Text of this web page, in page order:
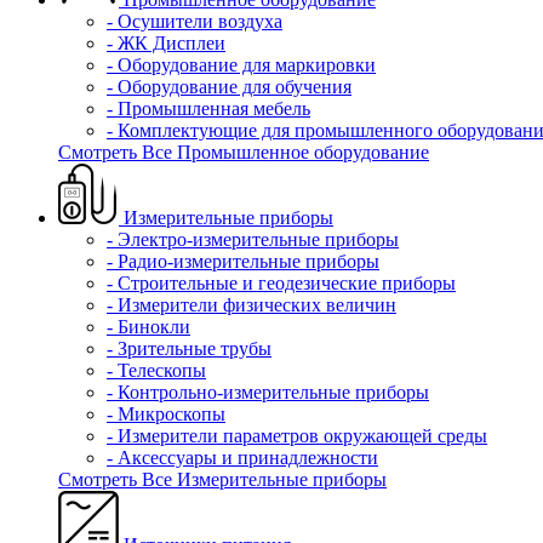
- Осушители воздуха
- ЖК Дисплеи
- Оборудование для маркировки
- Оборудование для обучения
- Промышленная мебель
- Комплектующие для промышленного
Смотреть Все Промышленное оборудование
Измерительные приборы
- Электро-измерительные приборы
- Радио-измерительные приборы
- Строительные и геодезические приборы
- Измерители физических величин
- Бинокли
- Зрительные трубы
- Телескопы
- Контрольно-измерительные приборы
- Микроскопы
- Измерители параметров окружающей среды
- Аксессуары и принадлежности
Смотреть Все Измерительные приборы